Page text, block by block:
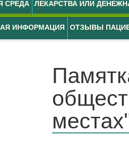
СРЕДА ЛЕКАРСТВА ИЛИ
ИНФОРМАЦИЯ ОТЗЫВЫ